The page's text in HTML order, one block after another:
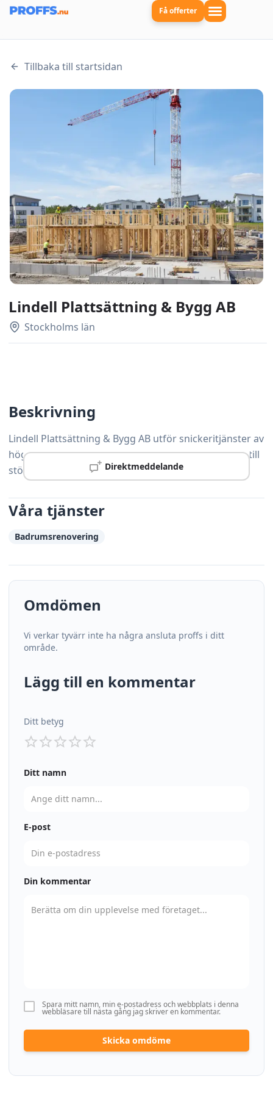
Få offerter
Tillbaka till startsidan
Lindell Plattsättning & Bygg AB
Stockholms län
Direktmeddelande
Beskrivning
Lindell Plattsättning & Bygg AB utför snickeritjänster av
hög kvalitet i Stockholm – från mindre reparationer till
större renoveringsprojekt.
Våra tjänster
Badrumsrenovering
Omdömen
Vi verkar tyvärr inte ha några ansluta proffs i ditt
område.
Lägg till en kommentar
Ditt betyg
Ditt namn
E-post
Din kommentar
Spara mitt namn, min e-postadress och webbplats i denna
webbläsare till nästa gång jag skriver en kommentar.
Skicka omdöme